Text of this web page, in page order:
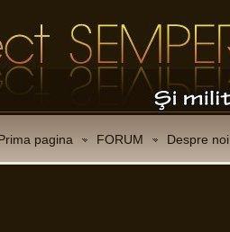
pagina FORUM Despre noi